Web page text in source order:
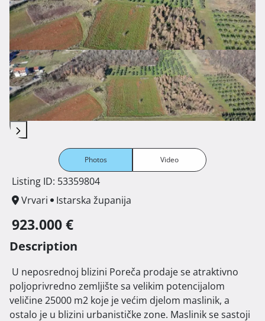
Photos Video
Listing ID: 53359804
Vrvari
Istarska županija
923.000 €
Description
poljoprivredno zemljište sa velikim potencijalom
veličine 25000 m2 koje je većim djelom maslinik, a
ostalo je u blizini urbanističke zone. Maslinik se sastoji